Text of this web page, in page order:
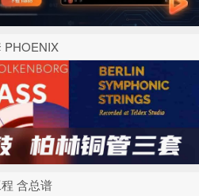
PHOENIX
含总谱